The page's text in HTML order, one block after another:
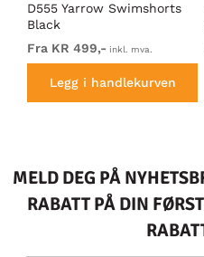
D555 Yarrow Swimshorts
Black
Fra KR 499,- inkl. mva.
Legg i handlekurven
MELD DEG PÅ
RABATT PÅ DIN